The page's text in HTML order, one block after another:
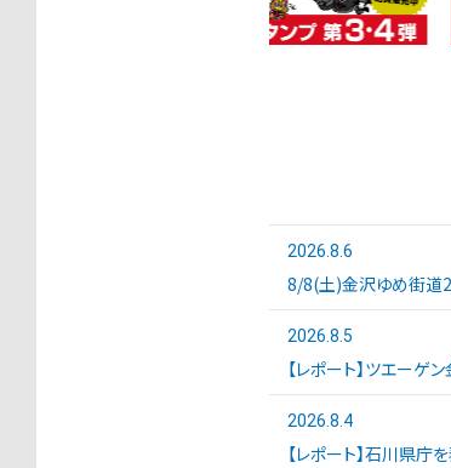
2026.8.6
8/8(土)金沢ゆめ街道
2026.8.5
【レポート】ツエー
2026.8.4
【レポート】石川県庁